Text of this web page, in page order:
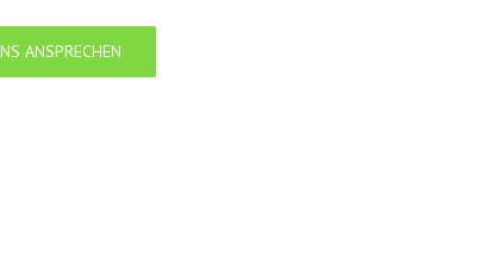
ANSPRECHEN